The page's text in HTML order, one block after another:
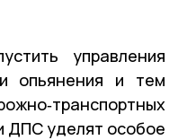
управления
опьянения и тем
ДПС уделят особое